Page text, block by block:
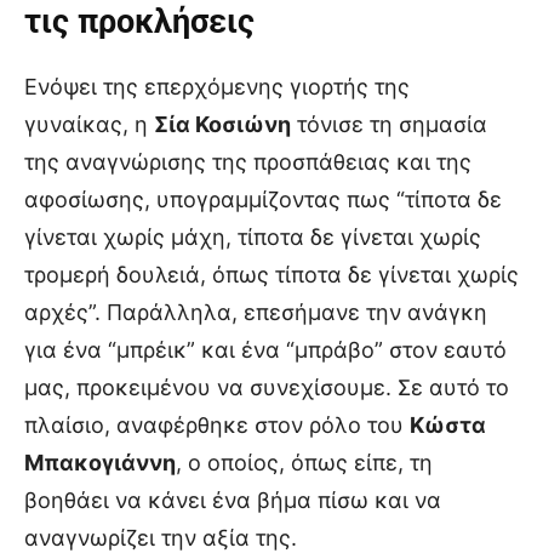
τις προκλήσεις
Ενόψει της επερχόμενης γιορτής της
γυναίκας, η Σία Κοσιώνη τόνισε τη σημασία
της αναγνώρισης της προσπάθειας και της
αφοσίωσης, υπογραμμίζοντας πως “τίποτα δε
γίνεται χωρίς μάχη, τίποτα δε γίνεται χωρίς
τρομερή δουλειά, όπως τίποτα δε γίνεται χωρίς
αρχές”. Παράλληλα, επεσήμανε την ανάγκη
για ένα “μπρέικ” και ένα “μπράβο” στον εαυτό
μας, προκειμένου να συνεχίσουμε. Σε αυτό το
πλαίσιο, αναφέρθηκε στον ρόλο του Κώστα
Μπακογιάννη, ο οποίος, όπως είπε, τη
βοηθάει να κάνει ένα βήμα πίσω και να
αναγνωρίζει την αξία της.